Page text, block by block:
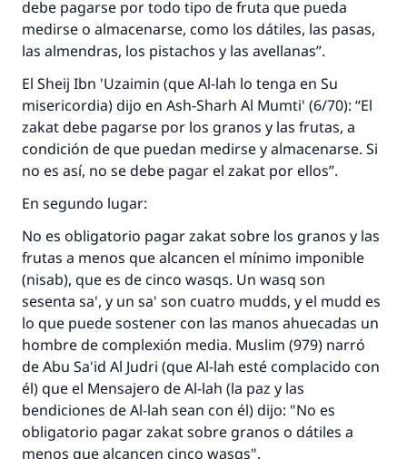
debe pagarse por todo tipo de fruta que pueda
medirse o almacenarse, como los dátiles, las pasas,
las almendras, los pistachos y las avellanas”.
El Sheij Ibn 'Uzaimin (que Al-lah lo tenga en Su
misericordia) dijo en Ash-Sharh Al Mumti' (6/70): “El
zakatdebe pagarse por los granos y las frutas, a
condición de que puedan medirse y almacenarse. Si
no es así, no se debe pagar el zakat por ellos”.
En segundo lugar:
No es obligatorio pagarzakatsobre los granos y las
frutas a menos que alcancen el mínimo imponible
(nisab), que es de cinco wasqs. Un wasq son
sesenta sa', y un sa' son cuatro mudds, y el mudd es
lo que puede sostener con las manos ahuecadas un
hombre de complexión media. Muslim (979) narró
de Abu Sa'id Al Judri (que Al-lah esté complacido con
él) que el Mensajero de Al-lah (la paz y las
bendiciones de Al-lah sean con él) dijo: "No es
obligatorio pagarzakatsobre granos o dátiles a
menos que alcancen cinco wasqs".
La respuesta no. 110845 salvó un
matrimonio.
Desde la Q hasta la A, su contribución ayuda a
IslamQA.
Profeta ﷺ dijo:
"Una persona que orienta a otros a hacer el
bien obtendrá la misma recompensa que
aquellos que lo realicen."
(MUSLIM, 1893)